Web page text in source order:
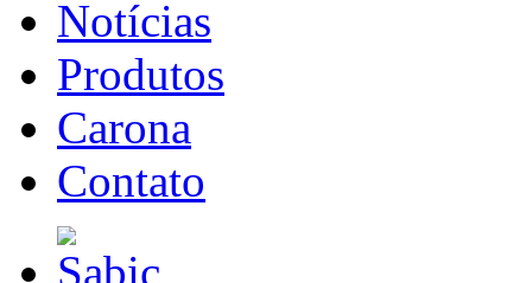
Notícias
Produtos
Carona
Contato